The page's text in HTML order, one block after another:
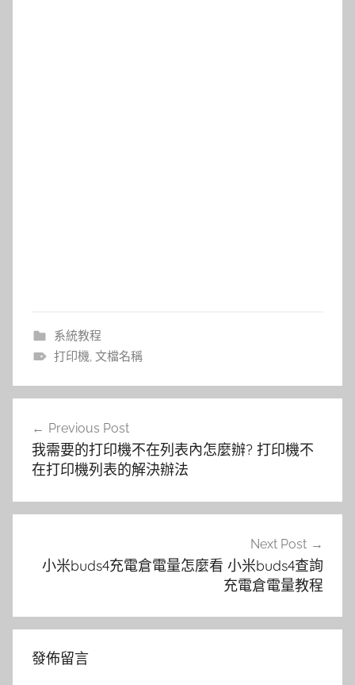
系統教程
打印機, 文檔名稱
導
覽
Previous Post
我需要的打印機不在列表內怎麼辦? 打印機不
在打印機列表的解決辦法
Next Post
小米buds4充電倉電量怎麼看 小米buds4查詢
充電倉電量教程
發佈留言